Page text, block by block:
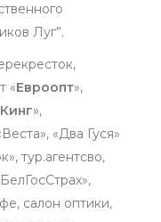
Луг”.
«Евроопт»,
»,
«Два Гуся»
тур.агентсво,
салон оптики,